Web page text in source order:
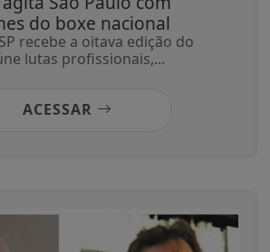
do boxe nacional
recebe a oitava edição do
lutas profissionais,...
ACESSAR